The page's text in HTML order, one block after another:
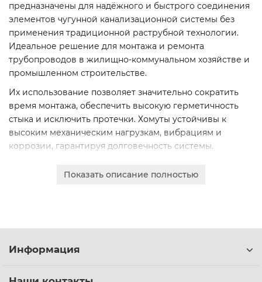
предназначены для надёжного и быстрого соединения
элементов чугунной канализационной системы без
применения традиционной раструбной технологии.
Идеальное решение для монтажа и ремонта
трубопроводов в жилищно-коммунальном хозяйстве и
промышленном строительстве.
Их использование позволяет значительно сократить
время монтажа, обеспечить высокую герметичность
стыка и исключить протечки. Хомуты устойчивы к
высоким механическим нагрузкам, вибрациям и
коррозии, гарантируя долговечность системы.
чугуна с шаровидным графитом (ВЧШГ) и
задач: 50, 70, 80, 100, 125, 150, 200 мм. Оформите заказ
Показать описание полностью
Информация